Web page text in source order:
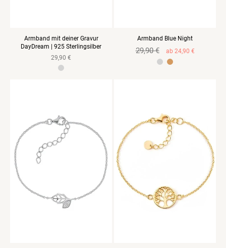
Armband mit deiner Gravur
DayDream | 925 Sterlingsilber
Normaler
Preis
29,90 €
Armband Blue Night
Normaler
29,90 € Verkaufspreis
ab 24,90 €